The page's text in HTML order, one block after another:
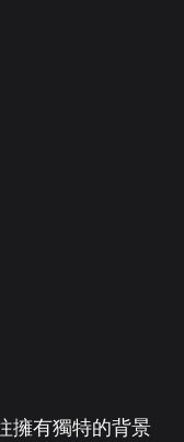
擁有獨特的背景